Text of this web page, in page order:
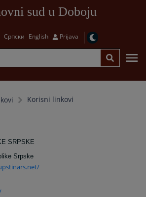
sud u Doboju
Српски English Prijava
Korisni linkovi
SRPSKE
Srpske